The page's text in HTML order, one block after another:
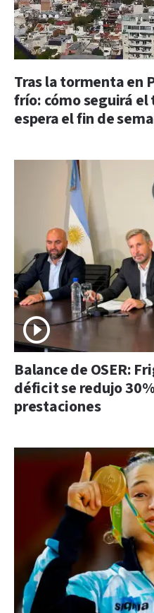
Tras la tormenta en
frío: cómo seguirá el
espera el fin de
Balance de OSER:
déficit se redujo
prestaciones